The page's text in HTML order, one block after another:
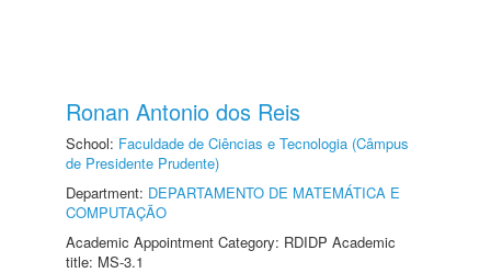
Ronan Antonio dos Reis
School: Faculdade de Ciências e Tecnologia (Câmpus
de Presidente Prudente)
Department: DEPARTAMENTO DE MATEMÁTICA E
COMPUTAÇÃO
Academic Appointment Category: RDIDP Academic
title: MS-3.1